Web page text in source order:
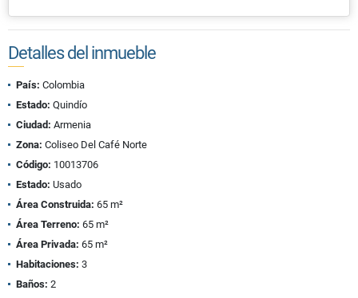
Detalles del inmueble
País: Colombia
Estado: Quindío
Ciudad: Armenia
Zona: Coliseo Del Café Norte
Código: 10013706
Estado: Usado
Área Construida: 65 m²
Área Terreno: 65 m²
Área Privada: 65 m²
Habitaciones: 3
Baños: 2